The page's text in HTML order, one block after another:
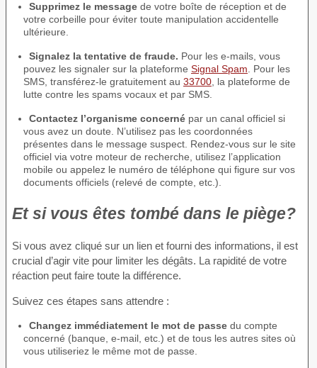
Supprimez le message de votre boîte de réception et de
votre corbeille pour éviter toute manipulation accidentelle
ultérieure.
Signalez la tentative de fraude. Pour les e-mails, vous
pouvez les signaler sur la plateforme Signal Spam. Pour les
SMS, transférez-le gratuitement au 33700, la plateforme de
lutte contre les spams vocaux et par SMS.
Contactez l’organisme concerné par un canal officiel si
vous avez un doute. N’utilisez pas les coordonnées
présentes dans le message suspect. Rendez-vous sur le site
officiel via votre moteur de recherche, utilisez l’application
mobile ou appelez le numéro de téléphone qui figure sur vos
documents officiels (relevé de compte, etc.).
Et si vous êtes tombé dans le piège?
Si vous avez cliqué sur un lien et fourni des informations, il est
crucial d’agir vite pour limiter les dégâts. La rapidité de votre
réaction peut faire toute la différence.
Suivez ces étapes sans attendre :
Changez immédiatement le mot de passe du compte
concerné (banque, e-mail, etc.) et de tous les autres sites où
vous utiliseriez le même mot de passe.